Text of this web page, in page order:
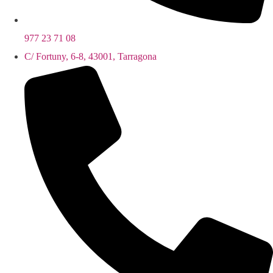
977 23 71 08
C/ Fortuny, 6-8, 43001, Tarragona